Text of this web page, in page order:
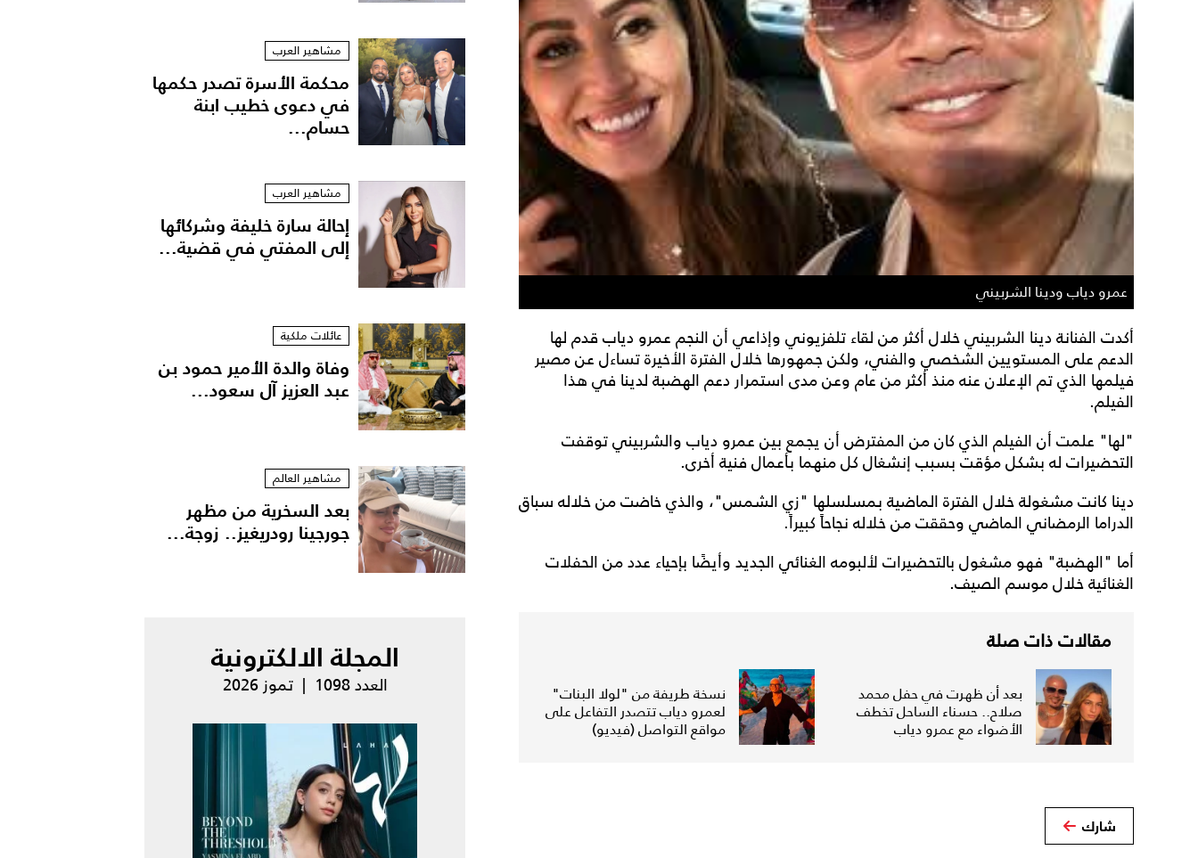
عمرو دياب ودينا الشربيني
أكدت الفنانة دينا الشربيني خلال أكثر من لقاء تلفزيوني وإذاعي أن النجم عمرو دياب قدم لها
الدعم على المستويين الشخصي والفني، ولكن جمهورها خلال الفترة الأخيرة تساءل عن مصير
فيلمها الذي تم الإعلان عنه منذ أكثر من عام وعن مدى استمرار دعم الهضبة لدينا في هذا
الفيلم.
"لها" علمت أن الفيلم الذي كان من المفترض أن يجمع بين عمرو دياب والشربيني توقفت
التحضيرات له بشكل مؤقت بسبب إنشغال كل منهما بأعمال فنية أخرى.
دينا كانت مشغولة خلال الفترة الماضية بمسلسلها "زي الشمس"، والذي خاضت من خلاله سباق
الدراما الرمضاني الماضي وحققت من خلاله نجاحاً كبيراً.
أما "الهضبة" فهو مشغول بالتحضيرات لألبومه الغنائي الجديد وأيضًا بإحياء عدد من الحفلات
الغنائية خلال موسم الصيف.
مقالات ذات صلة
بعد أن ظهرت في حفل محمد
صلاح.. حسناء الساحل تخطف
الأضواء مع عمرو دياب
نسخة طريفة من "لولا البنات"
لعمرو دياب تتصدر التفاعل على
مواقع التواصل (فيديو)
شارك
مشاهير العرب
محكمة الأسرة تصدر حكمها
في دعوى خطيب ابنة
حسام...
مشاهير العرب
إحالة سارة خليفة وشركائها
إلى المفتي في قضية...
عائلات ملكية
وفاة والدة الأمير حمود بن
عبد العزيز آل سعود...
مشاهير العالم
بعد السخرية من مظهر
جورجينا رودريغيز.. زوجة...
المجلة الالكترونية
العدد 1098 | تموز 2026